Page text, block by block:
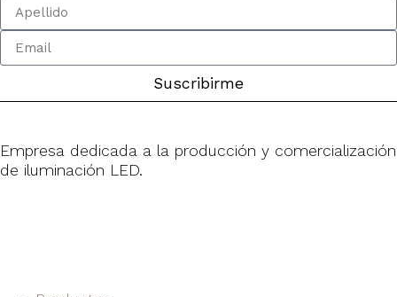
Suscribirme
Empresa dedicada a la producción y comercialización
de iluminación LED.